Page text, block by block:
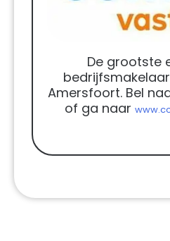
De grootste
Amersfoort. Bel
of ga naar